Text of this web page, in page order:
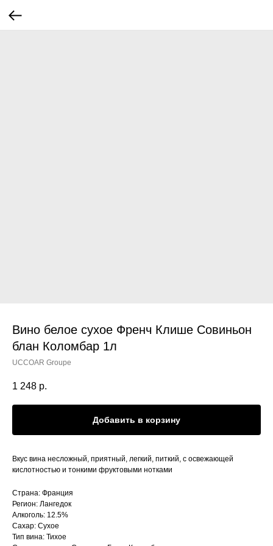
Вино белое сухое Френч Клише Совиньон
блан Коломбар 1л
UCCOAR Groupe
1 248 р.
Добавить в корзину
Вкус вина несложный, приятный, легкий, питкий, с освежающей
кислотностью и тонкими фруктовыми нотками
Страна: Франция
Регион: Лангедок
Алкоголь: 12.5%
Сахар: Сухое
Тип вина: Тихое